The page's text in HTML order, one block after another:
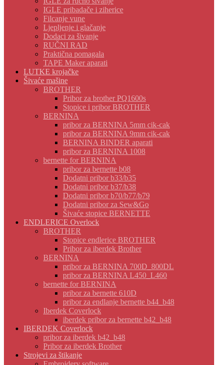
IGLE pribadače i ziherice
Filcanje vune
Ljepljenje i glačanje
Dodaci za šivanje
RUČNI RAD
Praktična pomagala
TAPE Maker aparati
LUTKE krojačke
Šivaće mašine
BROTHER
Pribor za brother PQ1600s
Stopice i pribor BROTHER
BERNINA
pribor za BERNINA 5mm cik-cak
pribor za BERNINA 9mm cik-cak
BERNINA BINDER aparati
pribor za BERNINA 1008
bernette for BERNINA
pribor za bernette b08
Dodatni pribor b33/b35
Dodatni pribor b37/b38
Dodatni pribor b70/b77/b79
Dodatni pribor za Sew&Go
Šivaće stopice BERNETTE
ENDLERICE Overlock
BROTHER
Stopice endlerice BROTHER
Pribor za iberdek Brother
BERNINA
pribor za BERNINA 700D_800DL
pribor za BERNINA L450_L460
bernette for BERNINA
pribor za bernette 610D
pribor za endlanje bernette b44_b48
Iberdek Coverlock
iberdek pribor za bernette b42_b48
IBERDEK Coverlock
pribor za iberdek b42_b48
Pribor za iberdek Brother
Strojevi za štikanje